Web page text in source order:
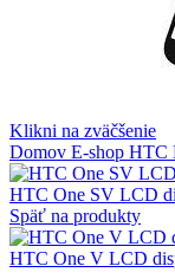
Klikni na zväčšenie
Domov E-shop HTC
HTC One SV LCD
Späť na produkty
HTC One V LCD